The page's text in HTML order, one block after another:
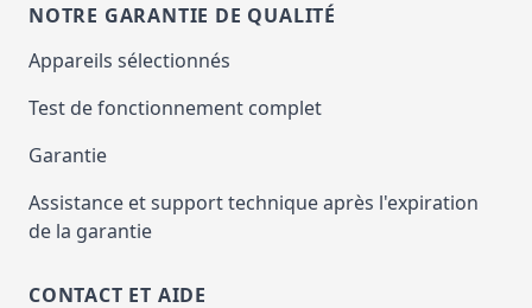
NOTRE GARANTIE DE QUALITÉ
Appareils sélectionnés
Test de fonctionnement complet
Garantie
Assistance et support technique après l'expiration
de la garantie
CONTACT ET AIDE